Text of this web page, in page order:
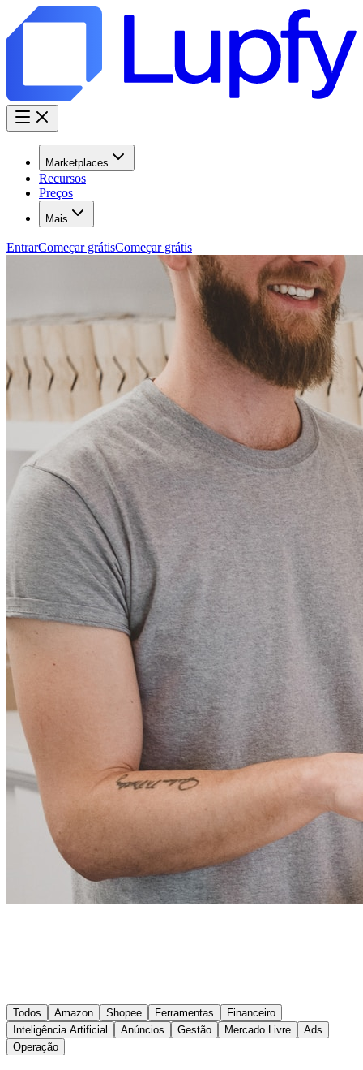
Marketplaces
Recursos
Preços
Mais
EntrarComeçar grátisComeçar grátis
Todos Amazon Shopee Ferramentas
Financeiro
Inteligência Artificial
Anúncios Gestão Mercado Livre
Ads
Operação